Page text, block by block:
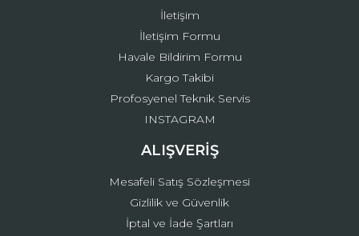
Gönder
İletişim
İletişim Formu
Havale Bildirim Formu
Kargo Takibi
Profosyenel Teknik Servis
INSTAGRAM
ALIŞVERİŞ
Mesafeli Satış Sözleşmesi
Gizlilik ve Güvenlik
İptal ve İade Şartları